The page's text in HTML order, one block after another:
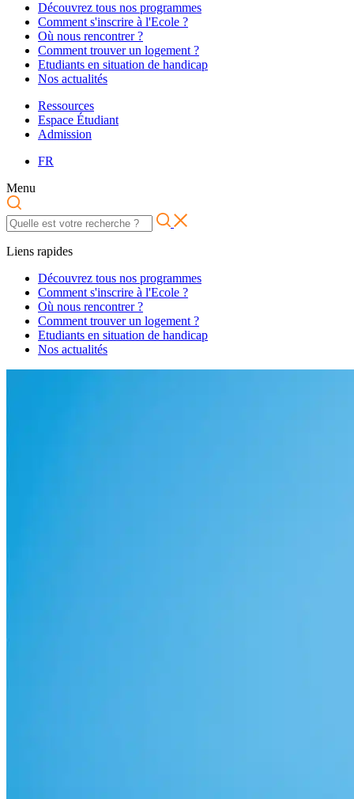
Découvrez tous nos programmes
Comment s'inscrire à l'Ecole ?
Où nous rencontrer ?
Comment trouver un logement ?
Etudiants en situation de handicap
Nos actualités
Ressources
Espace Étudiant
Admission
FR
Menu
Liens rapides
Découvrez tous nos programmes
Comment s'inscrire à l'Ecole ?
Où nous rencontrer ?
Comment trouver un logement ?
Etudiants en situation de handicap
Nos actualités